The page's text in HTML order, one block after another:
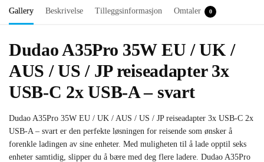
Gallery Beskrivelse Tilleggsinformasjon Omtaler 0
Dudao A35Pro 35W EU / UK /
AUS / US / JP reiseadapter 3x
USB-C 2x USB-A – svart
Dudao A35Pro 35W EU / UK / AUS / US / JP reiseadapter 3x USB-C 2x
USB-A – svart er den perfekte løsningen for reisende som ønsker å
forenkle ladingen av sine enheter. Med muligheten til å lade opptil seks
enheter samtidig, slipper du å bære med deg flere ladere. Dudao A35Pro